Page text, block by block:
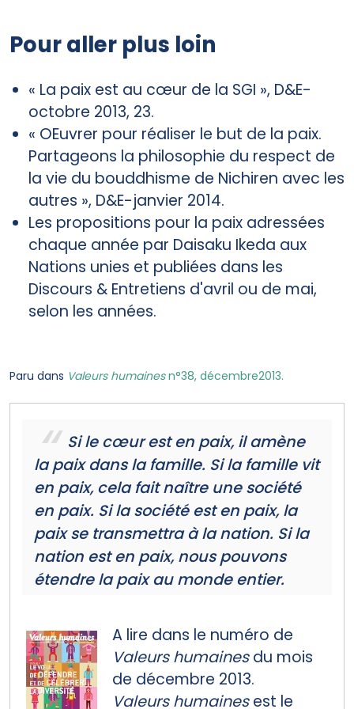
Pour aller plus loin
« La paix est au cœur de la SGI », D&E-
octobre 2013, 23.
« OEuvrer pour réaliser le but de la paix.
Partageons la philosophie du respect de
la vie du bouddhisme de Nichiren avec les
autres », D&E-janvier 2014.
Les propositions pour la paix adressées
chaque année par Daisaku Ikeda aux
Nations unies et publiées dans les
Discours & Entretiens d'avril ou de mai,
selon les années.
Paru dans Valeurs humainesn°38, décembre2013.
Si le cœur est en paix, il amène
la paix dans la famille. Si la famille vit
en paix, cela fait naître une société
en paix. Si la société est en paix, la
paix se transmettra à la nation. Si la
nation est en paix, nous pouvons
étendre la paix au monde entier.
A lire dans le numéro de
Valeurs humainesdu mois
de décembre 2013.
Valeurs humainesest le